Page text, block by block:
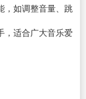
，如调整音量、跳
，适合广大音乐爱